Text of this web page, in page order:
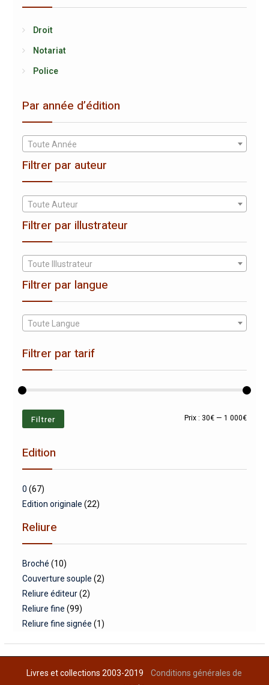
Droit
Notariat
Police
Par année d’édition
Toute Année
Filtrer par auteur
Toute Auteur
Filtrer par illustrateur
Toute Illustrateur
Filtrer par langue
Toute Langue
Filtrer par tarif
Prix
Prix
Filtrer Prix : 30€ —1 000€
Edition
0 (67)
Edition originale (22)
Reliure
Broché (10)
Couverture souple (2)
Reliure éditeur (2)
Reliure fine (99)
Reliure fine signée (1)
Livres et collections 2003-2019Conditions générales de